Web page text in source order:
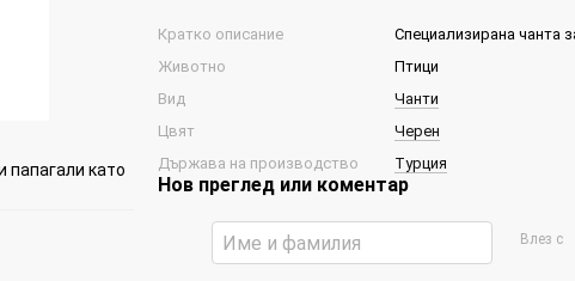
папагали като
Кратко описание
Специализирана чанта
Животно
Птици
Вид
Чанти
Цвят
Черен
Държава на производство
Турция
Нов преглед или коментар
Влез с